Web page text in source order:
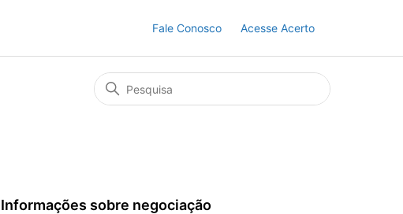
Fale Conosco Acesse Acerto
Informações sobre negociação